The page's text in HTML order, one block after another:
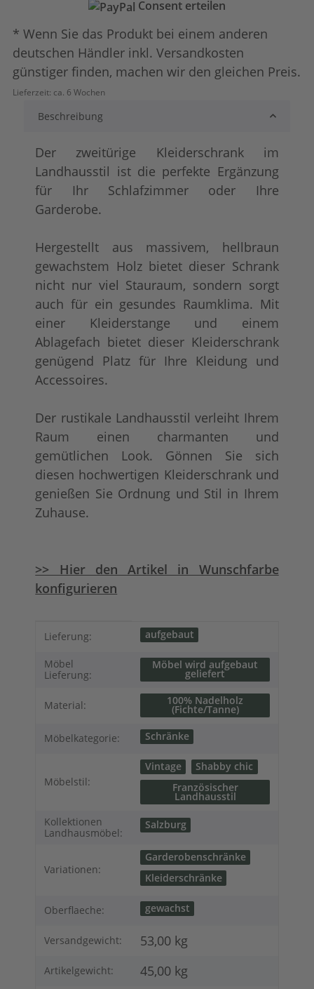
Consent erteilen
* Wenn Sie das Produkt bei einem anderen
deutschen Händler inkl. Versandkosten
günstiger finden, machen wir den gleichen Preis.
Lieferzeit: ca. 6 Wochen
Beschreibung
Der zweitürige Kleiderschrank im
Landhausstil ist die perfekte Ergänzung
für Ihr Schlafzimmer oder Ihre
Garderobe.
Hergestellt aus massivem, hellbraun
gewachstem Holz bietet dieser Schrank
nicht nur viel Stauraum, sondern sorgt
auch für ein gesundes Raumklima. Mit
einer Kleiderstange und einem
Ablagefach bietet dieser Kleiderschrank
genügend Platz für Ihre Kleidung und
Accessoires.
Der rustikale Landhausstil verleiht Ihrem
Raum einen charmanten und
gemütlichen Look. Gönnen Sie sich
diesen hochwertigen Kleiderschrank und
genießen Sie Ordnung und Stil in Ihrem
Zuhause.
>> Hier den Artikel in Wunschfarbe
konfigurieren
Produkteigenschaft
Wert
Lieferung: aufgebaut
Möbel
Lieferung:
Möbel wird aufgebaut
geliefert
Material: 100% Nadelholz
(Fichte/Tanne)
Möbelkategorie: Schränke
Möbelstil:
Vintage
Shabby chic
Französischer
Landhausstil
Kollektionen
Landhausmöbel:
Salzburg
Variationen:
Garderobenschränke
Kleiderschränke
Oberflaeche: gewachst
Versandgewicht: 53,00 kg
Artikelgewicht: 45,00 kg